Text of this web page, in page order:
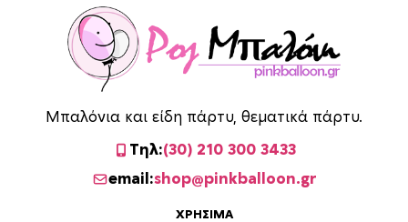
Μπαλόνια και είδη πάρτυ, θεματικά πάρτυ.
Τηλ:(30) 210 300 3433
email:shop@pinkballoon.gr
ΧΡΉΣΙΜΑ